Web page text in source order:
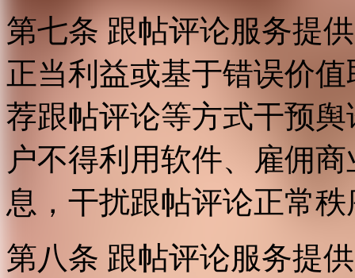
第七条 跟帖评论服务提
正当利益或基于错误价
荐跟帖评论等方式干预
户不得利用软件、雇佣
息，干扰跟帖评论正常
第八条 跟帖评论服务提